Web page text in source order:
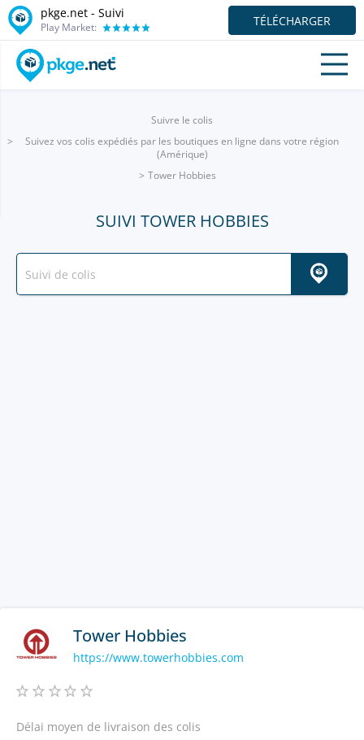
pkge.net - Suivi
Play Market: TÉLÉCHARGER
Suivre le colis
Suivez vos colis expédiés par les boutiques en ligne dans votre région
(Amérique)
Tower Hobbies
SUIVI TOWER HOBBIES
Tower Hobbies
https://www.towerhobbies.com
Délai moyen de livraison des colis